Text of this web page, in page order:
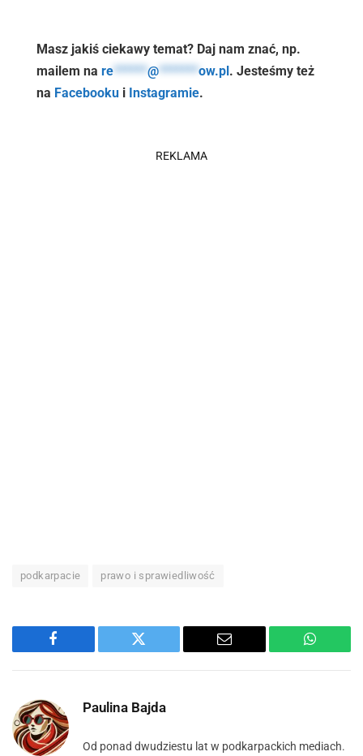
Masz jakiś ciekawy temat? Daj nam znać, np.
mailem na re******@*******ow.pl . Jesteśmy też
na Facebooku i Instagramie.
REKLAMA
podkarpacie prawo i sprawiedliwość
Facebook Twitter Email
Paulina Bajda
Od ponad dwudziestu lat w podkarpackich mediach.